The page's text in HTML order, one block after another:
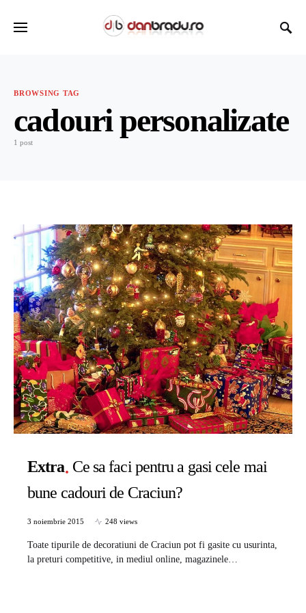
BROWSING TAG
cadouri personalizate
1 post
Extra Ce sa faci pentru a gasi cele mai
bune cadouri de Craciun?
3 noiembrie 2015 248 views
Toate tipurile de decoratiuni de Craciun pot fi gasite cu usurinta,
la preturi competitive, in mediul online, magazinele…